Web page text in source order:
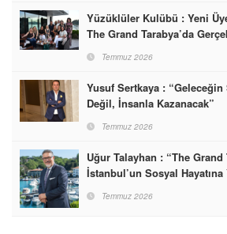
Yüzüklüler Kulübü : Yeni
The Grand Tarabya’da
Temmuz 2026
Yusuf Sertkaya :
Değil, İnsanla Kazanacak”
Temmuz 2026
Uğur Talayhan : “The Grand
İstanbul’un Sosyal
Destinasyon Haline
Temmuz 2026